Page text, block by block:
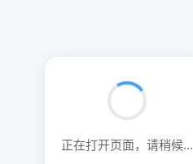
正在打开页面，请稍候...